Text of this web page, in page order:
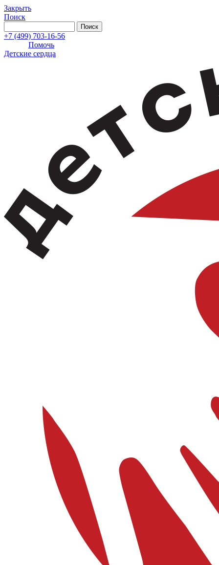
Закрыть
Поиск
+7 (499) 703-16-56
Помочь
Детские сердца